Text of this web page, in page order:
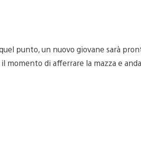
punto, un nuovo giovane sarà
momento di afferrare la mazza e